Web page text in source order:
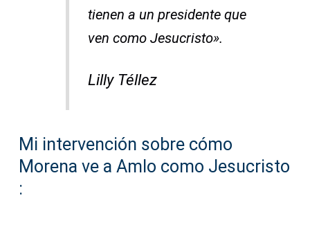
tienen a un presidente que
ven como Jesucristo».
Lilly Téllez
Mi intervención sobre cómo
Morena ve a Amlo como Jesucristo
: